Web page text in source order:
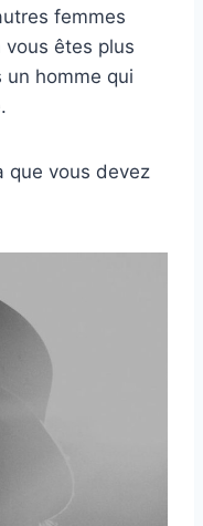
femmes
êtes plus
un homme qui
que vous devez